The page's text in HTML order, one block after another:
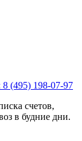
8 (495) 198-07-97
счетов,
в будние дни.